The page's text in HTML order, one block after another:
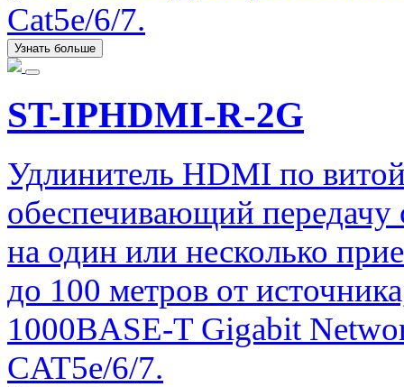
Cat5e/6/7.
Узнать больше
ST-IPHDMI-R-2G
Удлинитель HDMI по
обеспечивающий передачу
на один или несколько
до 100 метров от
1000BASE-T Gigabit
CAT5e/6/7.